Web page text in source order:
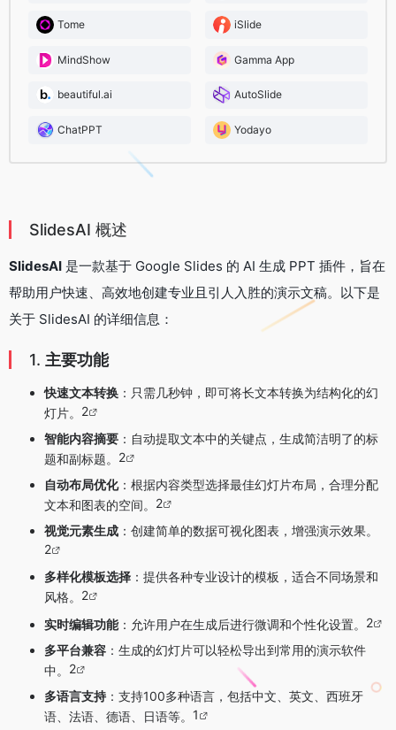
Tome iSlide
MindShow Gamma App
beautiful.ai AutoSlide
ChatPPT Yodayo
SlidesAI 概述
SlidesAI 是一款基于 Google Slides 的 AI 生成 PPT 插件，旨在
帮助用户快速、高效地创建专业且引人入胜的演示文稿。以下是
关于 SlidesAI 的详细信息：
1. 主要功能
快速文本转换 ：只需几秒钟，即可将长文本转换为结构化的幻
灯片。 2
智能内容摘要 ：自动提取文本中的关键点，生成简洁明了的标
题和副标题。 2
自动布局优化：根据内容类型选择最佳幻灯片布局，合理分配
文本和图表的空间。 2
视觉元素生成 ：创建简单的数据可视化图表，增强演示效果。
2
多样化模板选择 ：提供各种专业设计的模板，适合不同场景和
风格。 2
实时编辑功能：允许用户在生成后进行微调和个性化设置。 2
多平台兼容 ：生成的幻灯片可以轻松导出到常用的演示软件
中。 2
多语言支持 ：支持100多种语言，包括中文、英文、西班牙
语、法语、德语、日语等。 1